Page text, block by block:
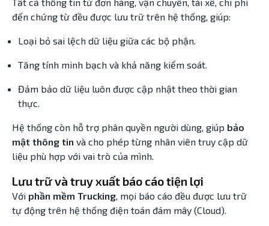
đến chứng từ đều được lưu trữ trên hệ thống, giúp:
Loại bỏ sai lệch dữ liệu giữa các bộ phận.
Tăng tính minh bạch và khả năng kiểm soát.
Đảm bảo dữ liệu luôn được cập nhật theo thời gian
thực.
Hệ thống còn hỗ trợ phân quyền người dùng, giúp bảo
mật thông tin và cho phép từng nhân viên truy cập dữ
liệu phù hợp với vai trò của mình.
Lưu trữ và truy xuất báo cáo tiện lợi
Với phần mềm Trucking, mọi báo cáo đều được lưu trữ
tự động trên hệ thống điện toán đám mây (Cloud).